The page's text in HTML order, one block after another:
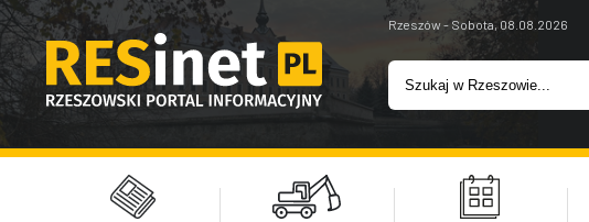
Rzeszów - Sobota, 08.08.2026